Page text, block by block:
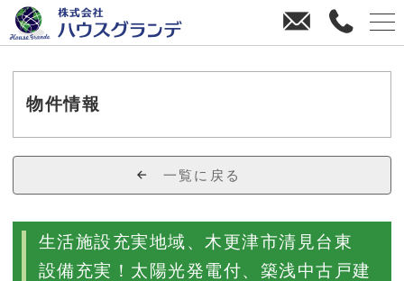
4
0
お
物件情報
一覧に戻る
生活施設充実地域、木更津市清見台東
設備充実！太陽光発電付、築浅中古戸建